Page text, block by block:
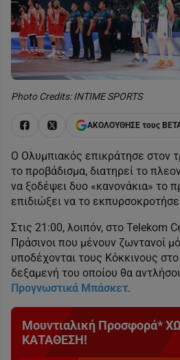
Photo Credits: INTIME SPORTS
ΑΚΟΛΟΥΘΗΣΕ τους
Ο Ολυμπιακός επικράτησε στον
το προβάδισμα, διατηρεί το
να ξοδέψει δυο «κανονάκια» το
επιδιώξει να το
Στις 21:00, λοιπόν, στο Telekom
Πράσινοι που μένουν ζωντανοί
υποδέχονται τους Κόκκινους
δεξαμενή του οποίου θα
Προγνωστικά Μπάσκετ.
Μουντιαλική Προσφορά*
ΚΑΤΑΘΕΣΗ!